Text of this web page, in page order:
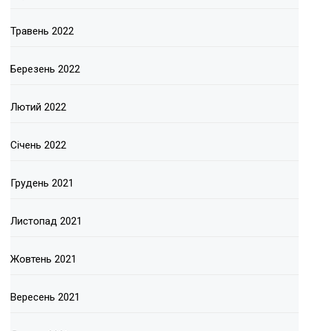
Травень 2022
Березень 2022
Лютий 2022
Січень 2022
Грудень 2021
Листопад 2021
Жовтень 2021
Вересень 2021